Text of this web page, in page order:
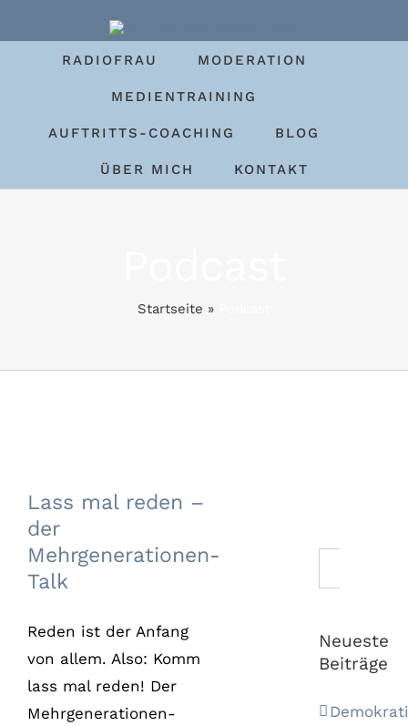
Inhalt
springenRADIOFRAU MODERATION
MEDIENTRAINING
AUFTRITTS-COACHING BLOG
ÜBER MICH KONTAKT
Startseite »
Mehrgenerationen-
Talk
Lass mal reden –
der
Mehrgenerationen-
Talk
Reden ist der Anfang
von allem. Also: Komm
lass mal reden! Der
Mehrgenerationen-
nach:
Neueste
Beiträge